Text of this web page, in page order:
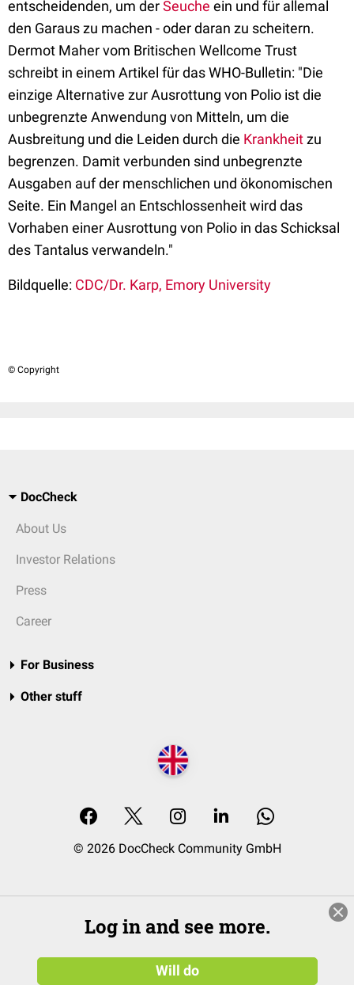
entscheidenden, um derSeuche ein und für allemal
den Garaus zu machen - oder daran zu scheitern.
Dermot Maher vom Britischen Wellcome Trust
schreibt in einem Artikel für das WHO-Bulletin: "Die
einzige Alternative zur Ausrottung von Polio ist die
unbegrenzte Anwendung von Mitteln, um die
Ausbreitung und die Leiden durch die Krankheitzu
begrenzen. Damit verbunden sind unbegrenzte
Ausgaben auf der menschlichen und ökonomischen
Seite. Ein Mangel an Entschlossenheit wird das
Vorhaben einer Ausrottung von Polio in das Schicksal
des Tantalus verwandeln."
Bildquelle: CDC/Dr. Karp, Emory University
© Copyright
DocCheck
About Us
Investor Relations
Press
Career
For Business
Other stuff
© 2026 DocCheck Community GmbH
Log in and see more.
Will do